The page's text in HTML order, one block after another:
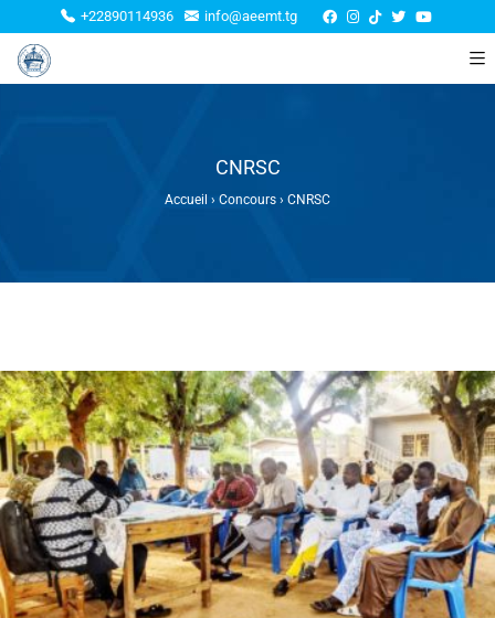
+22890114936 info@aeemt.tg
CNRSC
Accueil › Concours › CNRSC